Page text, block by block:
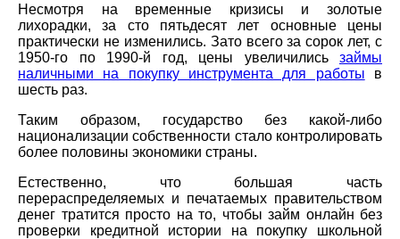
Несмотря на временные кризисы и золотые
лихорадки, за сто пятьдесят лет основные цены
практически не изменились. Зато всего за сорок лет, с
1950-го по 1990-й год, цены увеличились займы
наличными на покупку инструмента для работы в
шесть раз.
Таким образом, государство без какой-либо
национализации собственности стало контролировать
более половины экономики страны.
Естественно, что большая часть
перераспределяемых и печатаемых правительством
денег тратится просто на то, чтобы займ онлайн без
проверки кредитной истории на покупку школьной